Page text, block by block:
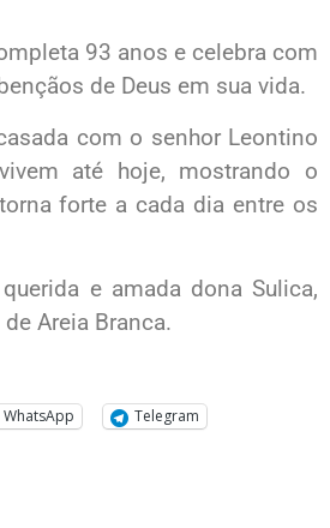
93 anos e celebra com
de Deus em sua vida.
com o senhor Leontino
até hoje, mostrando o
forte a cada dia entre os
e amada dona Sulica,
Areia Branca.
WhatsApp Telegram